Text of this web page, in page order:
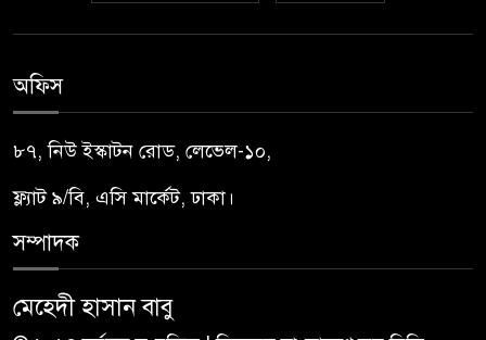
অফিস
৮৭, নিউ ইস্কাটন রোড, লেভেল-১০,
ফ্ল্যাট ৯/বি, এসি মার্কেট, ঢাকা।
সম্পাদক
মেহেদী হাসান বাবু